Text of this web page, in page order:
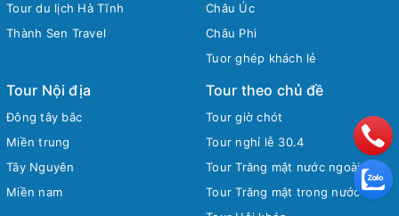
Tour du lịch Hà Tĩnh
Thành Sen Travel
Châu Úc
Châu Phi
Tuor ghép khách lẻ
Tour Nội địa
Đông tây bắc
Miền trung
Tây Nguyên
Miền nam
Tour theo chủ đề
Tour giờ chót
Tour nghỉ lễ 30.4
Tour Trăng mật nước ngoài
Tour Trăng mật trong nước